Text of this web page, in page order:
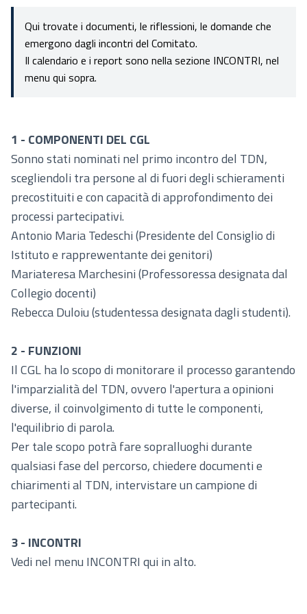
Qui trovate i documenti, le riflessioni, le domande che
emergono dagli incontri del Comitato.
Il calendario e i report sono nella sezione INCONTRI, nel
menu qui sopra.
1 - COMPONENTI DEL CGL
Sonno stati nominati nel primo incontro del TDN,
scegliendoli tra persone al di fuori degli schieramenti
precostituiti e con capacità di approfondimento dei
processi partecipativi.
Antonio Maria Tedeschi (Presidente del Consiglio di
Istituto e rapprewentante dei genitori)
Mariateresa Marchesini (Professoressa designata dal
Collegio docenti)
Rebecca Duloiu (studentessa designata dagli studenti).
2 - FUNZIONI
Il CGL ha lo scopo di monitorare il processo garantendo
l'imparzialità del TDN, ovvero l'apertura a opinioni
diverse, il coinvolgimento di tutte le componenti,
l'equilibrio di parola.
Per tale scopo potrà fare sopralluoghi durante
qualsiasi fase del percorso, chiedere documenti e
chiarimenti al TDN, intervistare un campione di
partecipanti.
3 - INCONTRI
Vedi nel menu INCONTRI qui in alto.